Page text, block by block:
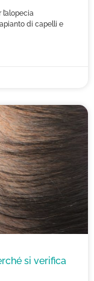
di capelli e
si verifica